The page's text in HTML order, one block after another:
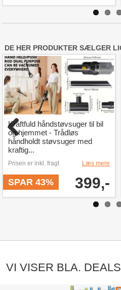
DE HER PRODUKTER SÆLGER
Kraftfuld håndstøvsuger til bil
og hjemmet - Trådløs
håndholdt støvsuger med
kraftig...
Prisen er inkl. fragt Læs mere
SPAR 43% 399,-
VI VISER BLA.